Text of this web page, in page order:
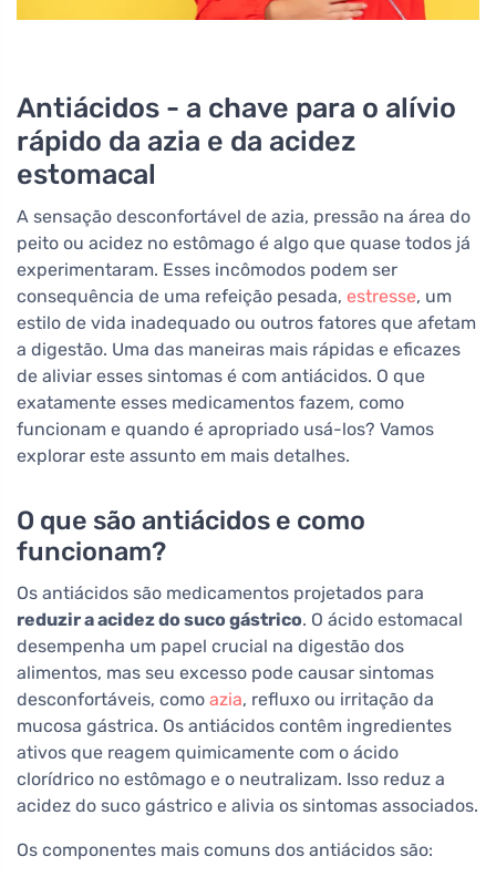
Antiácidos - a chave para o alívio
rápido da azia e da acidez
estomacal
A sensação desconfortável de azia, pressão na área do
peito ou acidez no estômago é algo que quase todos já
experimentaram. Esses incômodos podem ser
consequência de uma refeição pesada, estresse, um
estilo de vida inadequado ou outros fatores que afetam
a digestão. Uma das maneiras mais rápidas e eficazes
de aliviar esses sintomas é com antiácidos. O que
exatamente esses medicamentos fazem, como
funcionam e quando é apropriado usá-los? Vamos
explorar este assunto em mais detalhes.
O que são antiácidos e como
funcionam?
Os antiácidos são medicamentos projetados para
reduzir a acidez do suco gástrico. O ácido estomacal
desempenha um papel crucial na digestão dos
alimentos, mas seu excesso pode causar sintomas
desconfortáveis, como azia, refluxo ou irritação da
mucosa gástrica. Os antiácidos contêm ingredientes
ativos que reagem quimicamente com o ácido
clorídrico no estômago e o neutralizam. Isso reduz a
acidez do suco gástrico e alivia os sintomas associados.
Os componentes mais comuns dos antiácidos são: